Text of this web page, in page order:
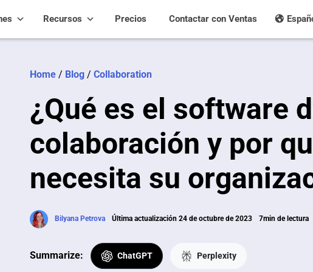
Recursos Precios Contactar con Ventas
Home / Blog / Collaboration
¿Qué es el software
colaboración y por
necesita su
Bilyana Petrova Última actualización 24 de octubre de 2023 7min de lectura
Summarize: ChatGPT Perplexity